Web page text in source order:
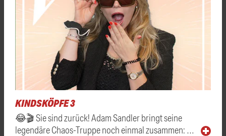
KINDSKÖPFE 3
😂🎬 Sie sind zurück! Adam Sandler bringt seine
legendäre Chaos-Truppe noch einmal zusammen: …